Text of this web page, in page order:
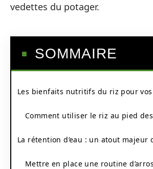
vedettes du potager.
SOMMAIRE
Les bienfaits nutritifs du riz pour
Comment utiliser le riz au pied
La rétention d’eau : un atout majeur
Mettre en place une routine